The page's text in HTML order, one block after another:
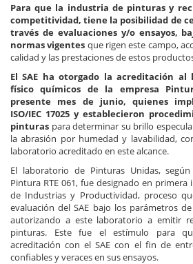
Para que la industria de pinturas y
competitividad, tiene la posibilidad de
través de evaluaciones y/o ensayos,
normas vigentes que rigen este campo,
calidad y las prestaciones de estos
El SAE ha otorgado la acreditación al
físico químicos de la empresa
presente mes de junio, quienes
ISO/IEC 17025 y establecieron
pinturas para determinar su brillo
la abrasión por humedad y lavabilidad,
laboratorio acreditado en este alcance.
El laboratorio de Pinturas Unidas,
Pintura RTE 061, fue designado en
de Industrias y Productividad, proceso
evaluación del SAE bajo los parámetros
autorizando a este laboratorio a emitir
pinturas. Este fue el estímulo para
acreditación con el SAE con el fin de
confiables y veraces en sus ensayos.